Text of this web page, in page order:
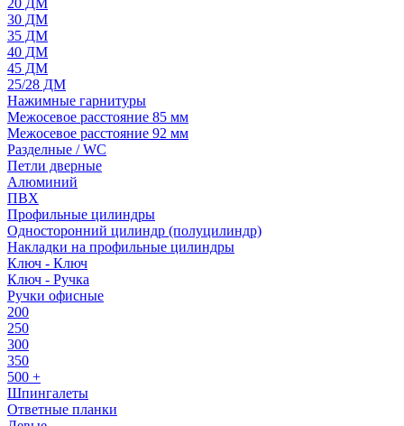
20 ДМ
30 ДМ
35 ДМ
40 ДМ
45 ДМ
25/28 ДМ
Нажимные гарнитуры
Межосевое расстояние 85 мм
Межосевое расстояние 92 мм
Разделные / WC
Петли дверные
Алюминий
ПВХ
Профильные цилиндры
Односторонний цилиндр (полуцилиндр)
Накладки на профильные цилиндры
Ключ - Ключ
Ключ - Ручка
Ручки офисные
200
250
300
350
500 +
Шпингалеты
Ответные планки